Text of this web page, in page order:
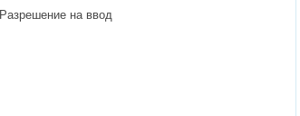
Разрешение на ввод